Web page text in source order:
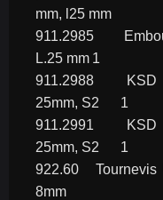
mm, l25 mm
911.2985	Embout de sécurité papillon # 1,
L.25 mm	1
911.2988	KSD - 1/4'' Doppelkeil-Bit # 2,
25mm, S2	1
911.2991	KSD - 1/4'' Doppelkeil-Bit # 3,
25mm, S2	1
922.60	Tournevis ULTIMATE® Fente, 3,5-5.5-
8mm